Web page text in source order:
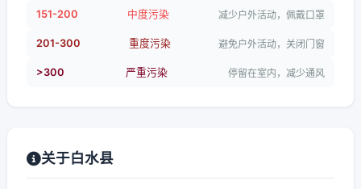
151-200 中度污染 减少户外活动，佩戴口罩
201-300 重度污染 避免户外活动，关闭门窗
>300 严重污染 停留在室内，减少通风
关于白水县